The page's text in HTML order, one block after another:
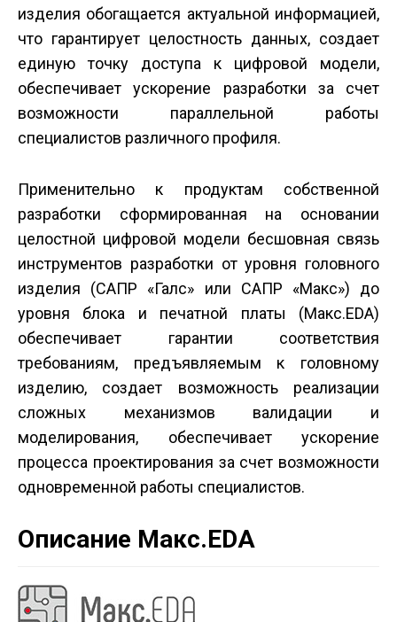
изделия обогащается актуальной информацией,
что гарантирует целостность данных, создает
единую точку доступа к цифровой модели,
обеспечивает ускорение разработки за счет
возможности параллельной работы
специалистов различного профиля.
Применительно к продуктам собственной
разработки сформированная на основании
целостной цифровой модели бесшовная связь
инструментов разработки от уровня головного
изделия (САПР «Галс» или САПР «Макс») до
уровня блока и печатной платы (Макс.EDA)
обеспечивает гарантии соответствия
требованиям, предъявляемым к головному
изделию, создает возможность реализации
сложных механизмов валидации и
моделирования, обеспечивает ускорение
процесса проектирования за счет возможности
одновременной работы специалистов.
Описание Макс.EDA